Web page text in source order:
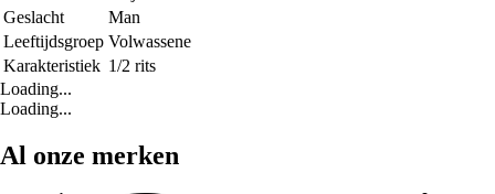
Geslacht
Man
Leeftijdsgroep Volwassene
Karakteristiek 1/2 rits
Loading...
Loading...
Al onze merken